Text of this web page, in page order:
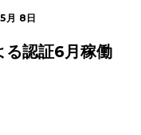
月 8日
る認証6月稼働